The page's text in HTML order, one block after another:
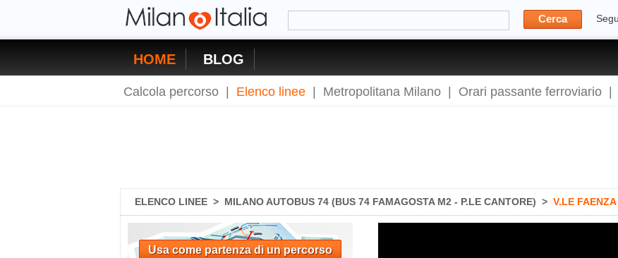
Cerca
HOME BLOG
Calcola percorso Elenco linee Metropolitana Milano Orari passante ferroviario
ELENCO LINEE > MILANO AUTOBUS 74 (BUS 74 FAMAGOSTA M2 - P.LE CANTORE) > V.LE
Usa come partenza di un percorso